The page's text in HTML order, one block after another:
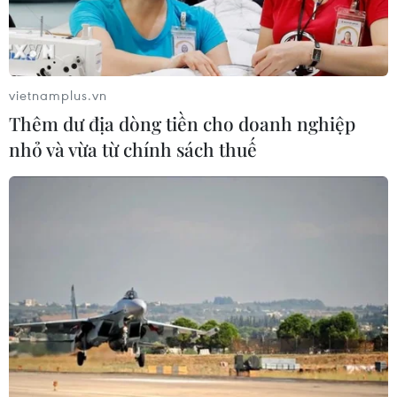
Xem thêm
Sở hữu trí tuệ
Quy định sử dụng
RSS
Hỗ trợ
Ngôn ngữ
TTXVN
vietnamplus.vn
Thêm dư địa dòng tiền cho doanh nghiệp
nhỏ và vừa từ chính sách thuế